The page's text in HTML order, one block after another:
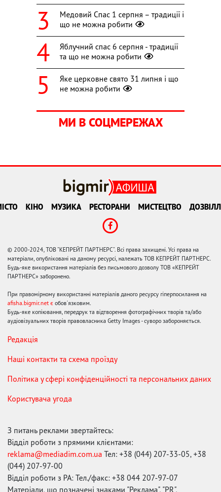
Медовий Спас 1 серпня – традиції і
що не можна робити
Яблучний спас 6 серпня - традиції
та що не можна робити
Яке церковне свято 31 липня і що
не можна робити
МИ В СОЦМЕРЕЖАХ
КІНО МУЗИКА РЕСТОРАНИ МИСТЕЦТВО
© 2000-2024, ТОВ "КЕПРЕЙТ ПАРТНЕРС". Всі права захищені. Усі права на
матеріали, опубліковані на даному ресурсі, належать ТОВ КЕПРЕЙТ ПАРТНЕРС.
Будь-яке використання матеріалів без письмового дозволу ТОВ «КЕПРЕЙТ
ПАРТНЕРС» заборонено.
При правомірному використанні матеріалів даного ресурсу гіперпосилання на
afisha.bigmir.net є обов'язковим.
Будь-яке копіювання, передрук та відтворення фотографічних творів та/або
аудіовізуальних творів правовласника Getty Images - суворо забороняється.
Редакція
Наші контакти та схема проїзду
Політика у сфері конфіденційності та персональних даних
Користувача угода
З питань реклами звертайтесь:
Відділ роботи з прямими клієнтами:
reklama@mediadim.com.ua Тел: +38 (044) 207-33-05, +38
(044) 207-97-00
Відділ роботи з РА: Тел./факс: +38 044 207-97-07
Матеріали, що позначені знаками "Реклама", "PR",